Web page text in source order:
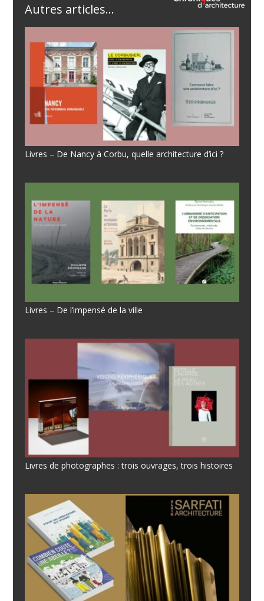
Autres articles...
Livres – De Nancy à Corbu, quelle architecture d’ici ?
Livres – De l’impensé de la ville
Livres de photographes : trois ouvrages, trois histoires